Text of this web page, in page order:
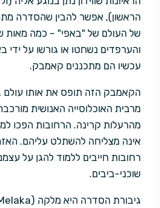
הראשון), אפשר להבין שהסדרה
של העולם של "באפי" – כמה מאות
והערפדים נשחטו או גורשו על ידי
עכשיו הם מתכננים קאמבק.
הקאמבק הזה תופס את אותו
מרבית האוכלוסייה האנושית
מהרעלות קרינה. הרחובות הפכו
אינה מצליחה להשתלט עליהם.
רחובות חייבים ללמוד להגן על
שוכני-ביבים.